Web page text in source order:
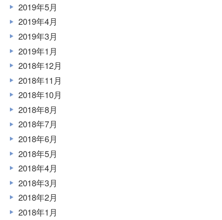
2019年5月
2019年4月
2019年3月
2019年1月
2018年12月
2018年11月
2018年10月
2018年8月
2018年7月
2018年6月
2018年5月
2018年4月
2018年3月
2018年2月
2018年1月